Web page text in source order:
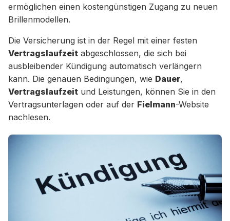
ermöglichen einen kostengünstigen Zugang zu neuen
Brillenmodellen.
Die Versicherung ist in der Regel mit einer festen
Vertragslaufzeit abgeschlossen, die sich bei
ausbleibender Kündigung automatisch verlängern
kann. Die genauen Bedingungen, wie Dauer,
Vertragslaufzeit und Leistungen, können Sie in den
Vertragsunterlagen oder auf der Fielmann-Website
nachlesen.